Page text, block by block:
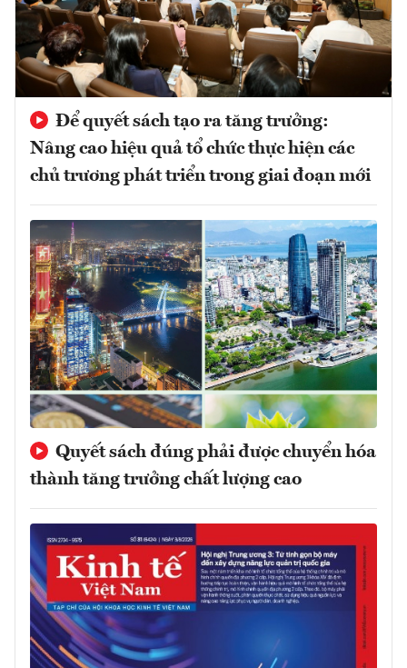
Để quyết sách tạo ra tăng trưởng:
Nâng cao hiệu quả tổ chức thực hiện các
chủ trương phát triển trong giai đoạn mới
Quyết sách đúng phải được chuyển hóa
thành tăng trưởng chất lượng cao